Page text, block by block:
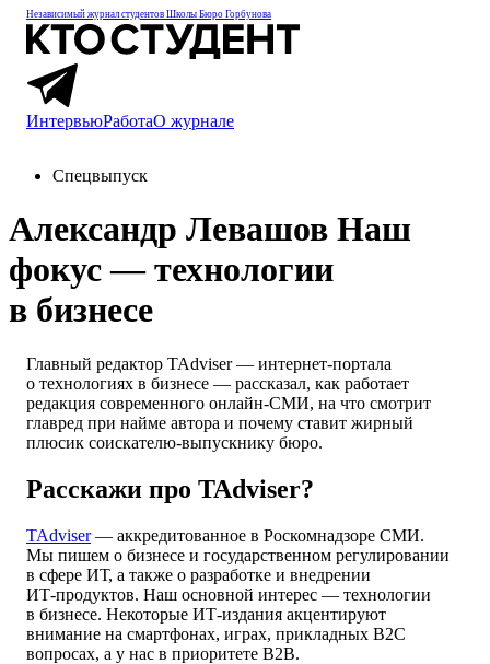
Независимый журнал студентов Школы Бюро Горбунова
ИнтервьюРаботаО журнале
Спецвыпуск
Александр Левашов Наш
фокус — технологии
в бизнесе
Главный редактор TAdviser — интернет-портала
о технологиях в бизнесе — рассказал, как работает
редакция современного онлайн-СМИ, на что смотрит
главред при найме автора и почему ставит жирный
плюсик соискателю-выпускнику бюро.
Расскажи про TAdviser?
TAdviser— аккредитованное в Роскомнадзоре СМИ.
Мы пишем о бизнесе и государственном регулировании
в сфере ИТ, а также о разработке и внедрении
ИТ‑продуктов. Наш основной интерес — технологии
в бизнесе. Некоторые ИТ‑издания акцентируют
внимание на смартфонах, играх, прикладных B2С
вопросах, а у нас в приоритете B2B.